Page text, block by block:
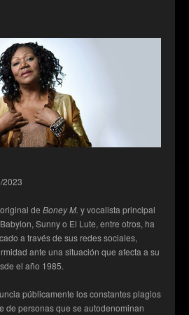
2023
de Boney M. y vocalista principal
Sunny o El Lute, entre otros, ha
a través de sus redes sociales,
ante una situación que afecta a su
el año 1985.
públicamente los constantes plagios
de personas que se autodenominan